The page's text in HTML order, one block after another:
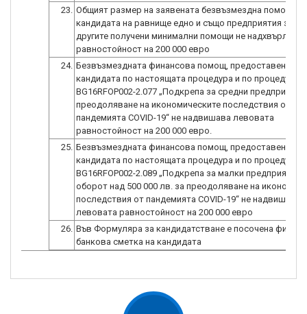
23. Общият размер на заявената безвъзмездна помощ от
кандидата на равнище едно и също предприятия
другите получени минимални помощи не надхвърля
равностойност на 200 000 евро
24. Безвъзмездната финансова помощ, предоставена на
кандидата по настоящата процедура и по процедура
BG16RFOP002-2.077 „Подкрепа за средни предприятия
преодоляване на икономическите последствия от
пандемията COVID-19“ не надвишава левовата
равностойност на 200 000 евро.
25. Безвъзмездната финансова помощ, предоставена на
кандидата по настоящата процедура и по процедура
BG16RFOP002-2.089 „Подкрепа за малки предприятия с
оборот над 500 000 лв. за преодоляване на
последствия от пандемията COVID-19“ не надвишава
левовата равностойност на 200 000 евро
26. Във Формуляра за кандидатстване е посочена
банкова сметка на кандидата